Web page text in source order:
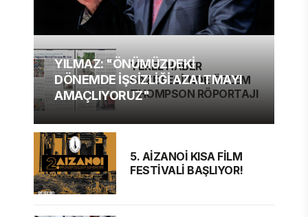
YILMAZ: "ÖNÜMÜZDEKİ
DÖNEMDE İŞSİZLİĞİ AZALTMAYI
AMAÇLIYORUZ"
YEREL HABER
GAZETESİ'NDE ÖZLEM
THOMPSON RÖPORTAJI
5. AİZANOİ KISA FİLM
FESTİVALİ BAŞLIYOR!